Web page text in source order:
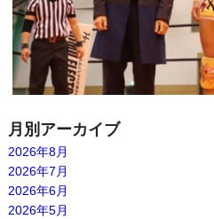
月別アーカイブ
2026年8月
2026年7月
2026年6月
2026年5月